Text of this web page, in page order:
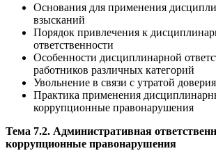
Основания для применения
взысканий
Порядок привлечения к
ответственности
Особенности дисциплинарной
работников различных категорий
Увольнение в связи с утратой доверия
Практика применения
коррупционные правонарушения
Тема 7.2. Административная
коррупционные правонарушения